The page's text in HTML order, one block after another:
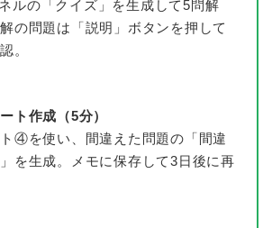
ルの「クイズ」を生成して5問解
の問題は「説明」ボタンを押して
。
ト作成（5分）
④を使い、間違えた問題の「間違
を生成。メモに保存して3日後に再